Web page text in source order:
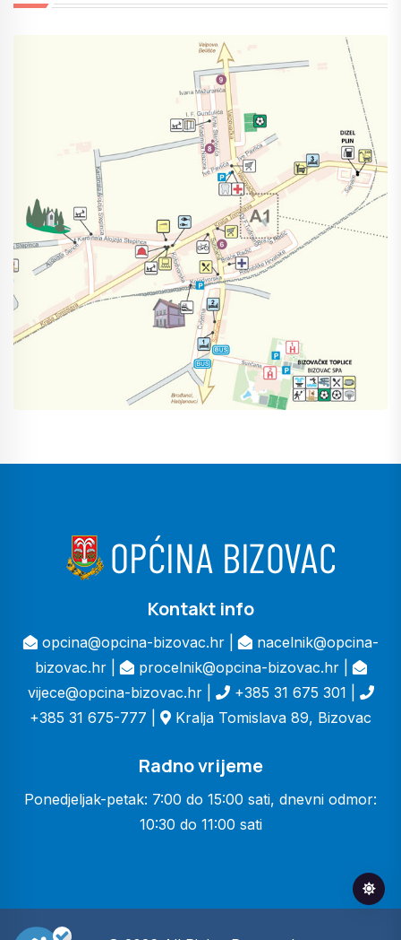
Kontakt info
opcina@opcina-bizovac.hr |
nacelnik@opcina-
bizovac.hr |
procelnik@opcina-bizovac.hr |
vijece@opcina-bizovac.hr |
+385 31 675 301 |
+385 31 675-777 |
Kralja Tomislava 89, Bizovac
Radno vrijeme
Ponedjeljak-petak: 7:00 do 15:00 sati, dnevni odmor:
10:30 do 11:00 sati